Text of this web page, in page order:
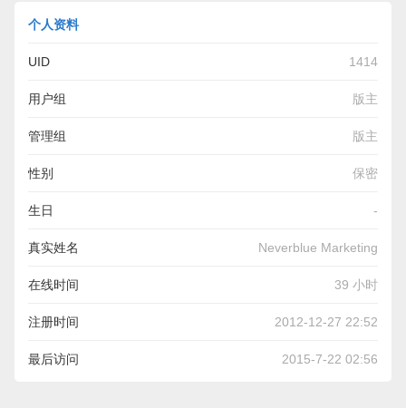
个人资料
UID 1414
用户组 版主
管理组 版主
性别 保密
生日 -
真实姓名 Neverblue Marketing
在线时间 39 小时
注册时间 2012-12-27 22:52
最后访问 2015-7-22 02:56